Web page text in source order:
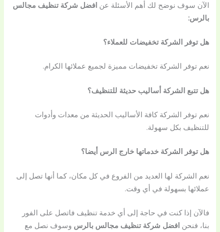
الآن سوف نوضح لك أهم الأسئلة عنافضل شركة تنظيف مجالس
بالرس:
هل توفر الشركة تخفيضات للعملاء؟
نعم توفر الشركة تخفيضات مميزة لجميع عملائها الكرام.
هل تتبع الشركة أساليب حديثة للتنظيف؟
نعم توفر الشركة كافة الأساليب الحديثة من معدات وأدوات
للتنظيف بكل سهولة.
هل توفر الشركة خدماتها خارج الرس أيضا؟
نعم الشركة لها العديد من الفروع في كل مكان، كما أنها تصل إلى
عملائها بسهولة في أي وقت.
فالآن إذا كنت في حاجة إلى أي خدمة تنظيف فاتصل على الفور
بنا، فنحنافضل شركة تنظيف مجالس بالرس وسوف نصل مع